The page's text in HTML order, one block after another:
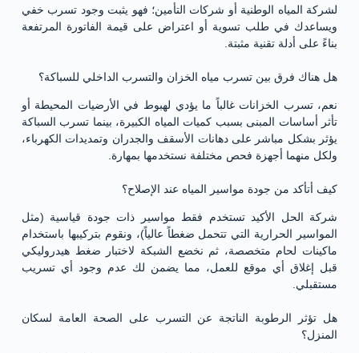
لشركة المياه الوطنية أو شركات التأمين؛ فهو يثبت وجود تسرب خفي
ويساعدك في طلب تسوية أو اعتراض على قيمة الفاتورة المرتفعة
بناءً على أدلة تقنية مثبتة.
هل هناك فرق بين تسرب مياه الخزان والتسرب الداخلي للسباكة؟
نعم، تسرب الخزانات غالباً ما يؤدي لهبوط في الأرضيات المحيطة أو
تأثر أساسات المبنى بسبب كميات المياه الكبيرة، بينما تسرب السباكة
يؤثر بشكل مباشر على دهانات الأسقف والجدران وتمديدات الكهرباء،
ولكل منهما أجهزة فحص مختلفة نستخدمها بمهارة.
كيف أتأكد من جودة مواسير المياه عند الإصلاح؟
شركة الحل الأكيد تستخدم فقط مواسير ذات جودة قياسية (مثل
المواسير الحرارية التي تتحمل ضغطاً عالياً)، ونقوم بتركيبها باستخدام
ماكينات لحام متخصصة، ثم نخضع الشبكة لاختبار ضغط هيدروليكي
قبل إغلاق أي موقع للعمل، مما يضمن لك عدم وجود أي تسريب
مستقبلي.
هل تؤثر الرطوبة الناتجة عن التسرب على الصحة العامة لسكان
المنزل؟